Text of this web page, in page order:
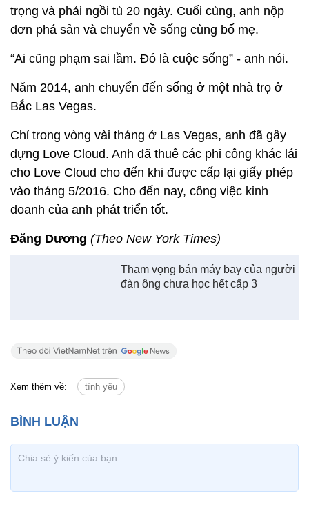
trọng và phải ngồi tù 20 ngày. Cuối cùng, anh nộp
đơn phá sản và chuyển về sống cùng bố mẹ.
“Ai cũng phạm sai lầm. Đó là cuộc sống” - anh nói.
Năm 2014, anh chuyển đến sống ở một nhà trọ ở
Bắc Las Vegas.
Chỉ trong vòng vài tháng ở Las Vegas, anh đã gây
dựng Love Cloud. Anh đã thuê các phi công khác lái
cho Love Cloud cho đến khi được cấp lại giấy phép
vào tháng 5/2016. Cho đến nay, công việc kinh
doanh của anh phát triển tốt.
Đăng Dương (Theo New York Times)
Tham vọng bán máy bay của người
đàn ông chưa học hết cấp 3
Xem thêm về: tình yêu